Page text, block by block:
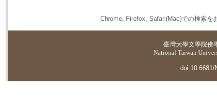
Chrome, Firefox, Safari(Mac)での検索を
臺灣大學文學院佛
National Taiwan
doi:10.6681/